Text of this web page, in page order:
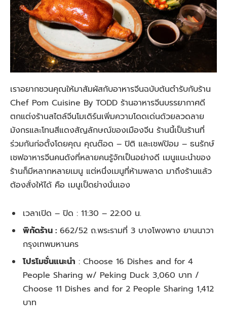
เราอยากชวนคุณให้มาสัมผัสกับอาหารจีนฉบับต้นตำรับกับร้าน
Chef Pom Cuisine By TODD ร้านอาหารจีนบรรยากาศดี
ตกแต่งร้านสไตล์จีนโมเดิร์นเพิ่มความโดดเด่นด้วยลวดลาย
มังกรและโทนสีแดงสัญลักษณ์ของเมืองจีน ร้านนี้เป็นร้านที่
ร่วมกันก่อตั้งโดยคุณ คุณต๊อด – ปิติ และเชฟป้อม – ธนรักษ์
เชฟอาหารจีนคนดังที่หลายคนรู้จักเป็นอย่างดี เมนูแนะนำของ
ร้านก็มีหลากหลายเมนู แต่หนึ่งเมนูที่ห้ามพลาด มาถึงร้านแล้ว
ต้องสั่งให้ได้ คือ เมนูเป็ดย่างนั่นเอง
เวลาเปิด – ปิด : 11:30 – 22:00 น.
พิกัดร้าน : 662/52 ถ.พระรามที่ 3 บางโพงพาง ยานนาวา
กรุงเทพมหานคร
โปรโมชั่นแนะนำ : Choose 16 Dishes and for 4
People Sharing w/ Peking Duck 3,060 บาท /
Choose 11 Dishes and for 2 People Sharing 1,412
บาท